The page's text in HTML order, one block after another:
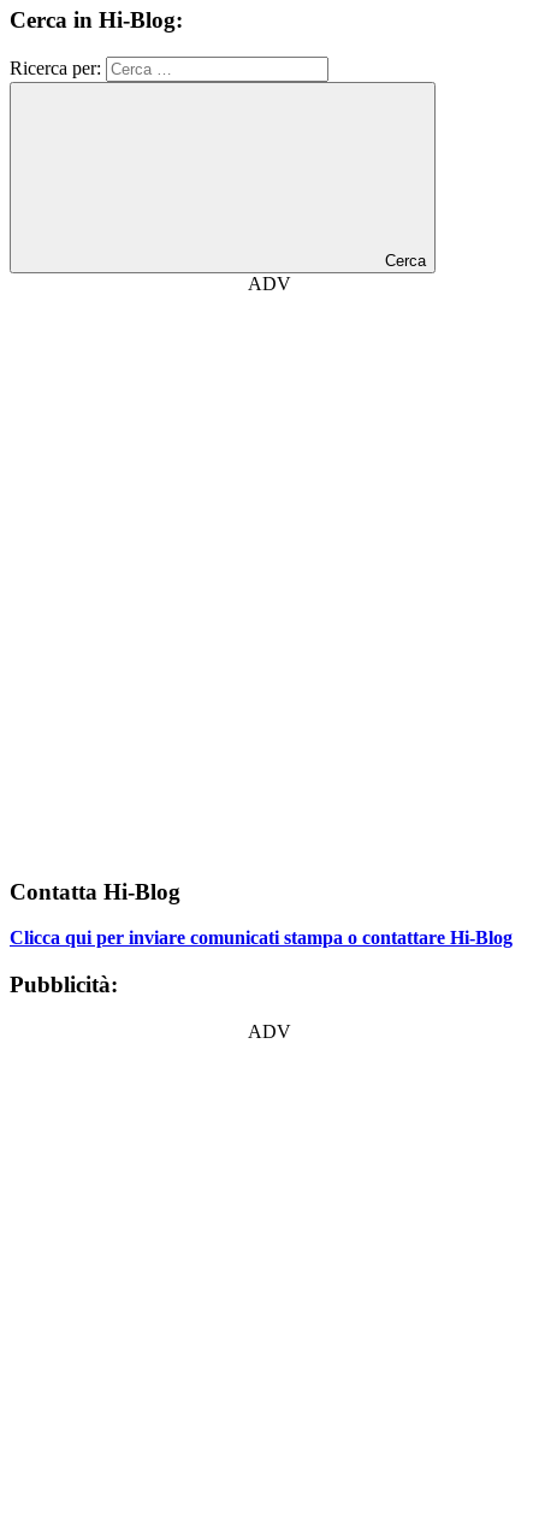
Cerca in Hi-Blog:
Ricerca per:
Cerca
ADV
Contatta Hi-Blog
Clicca qui per inviare comunicati stampa o contattare Hi-Blog
Pubblicità:
ADV